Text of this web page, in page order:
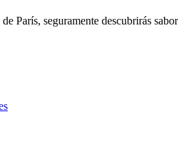
París, seguramente descubrirás